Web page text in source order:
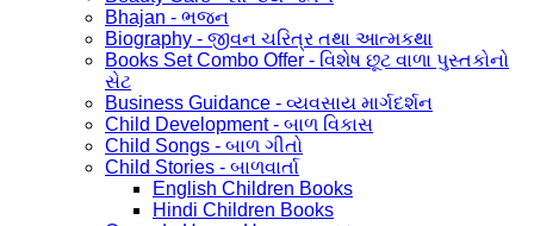
Bhajan - ભજન
Biography - જીવન ચરિત્ર તથા આત્મકથા
Books Set Combo Offer - વિશેષ છૂટ વાળા પુસ્તકોનો
સેટ
Business Guidance - વ્યવસાય માર્ગદર્શન
Child Development - બાળ વિકાસ
Child Songs - બાળ ગીતો
Child Stories - બાળવાર્તા
English Children Books
Hindi Children Books